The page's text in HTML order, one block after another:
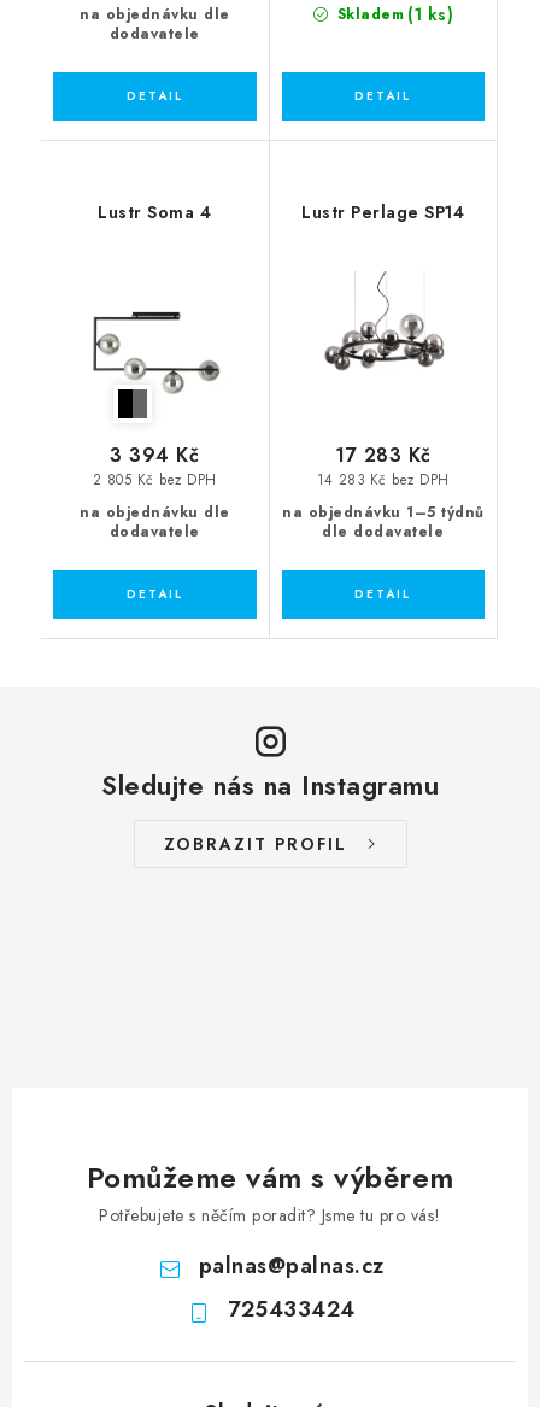
na objednávku dle
dodavatele
Skladem (1 ks)
Lustr Soma 4
na objednávku dle
dodavatele
2 805 Kč bez DPH
3 394 Kč
Lustr Perlage SP14
na objednávku 1–5 týdnů
dle dodavatele
14 283 Kč bez DPH
17 283 Kč
Sledujte nás na Instagramu
ZOBRAZIT PROFIL
Pomůžeme vám s výběrem
Potřebujete s něčím poradit? Jsme tu pro vás!
palnas@palnas.cz
725433424